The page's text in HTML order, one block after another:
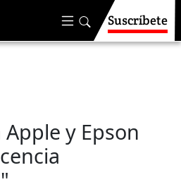
Suscríbete
y Epson